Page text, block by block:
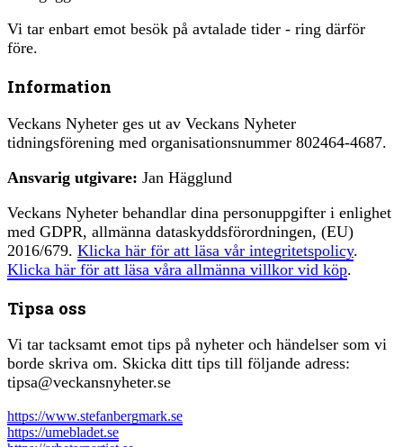
Vi tar enbart emot besök på avtalade tider - ring därför
före.
Information
Veckans Nyheter ges ut av Veckans Nyheter
tidningsförening med organisationsnummer 802464-4687.
Ansvarig utgivare: Jan Hägglund
Veckans Nyheter behandlar dina personuppgifter i enlighet
med GDPR, allmänna dataskyddsförordningen, (EU)
2016/679. Klicka här för att läsa vår integritetspolicy.
Klicka här för att läsa våra allmänna villkor vid köp.
Tipsa oss
Vi tar tacksamt emot tips på nyheter och händelser som vi
borde skriva om. Skicka ditt tips till följande adress:
tipsa@veckansnyheter.se
https://www.stefanbergmark.se
https://umebladet.se